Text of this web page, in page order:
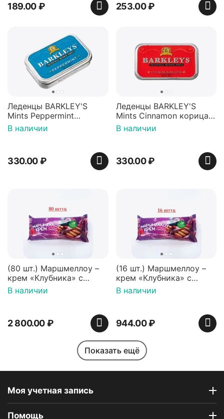
189.00₽ 253.00₽
Леденцы BARKLEY'S
Mints Peppermint
перечная мята 50г,
Нидерланды
В наличии
330.00₽
Леденцы BARKLEY'S
Mints Cinnamon корица
50г, Нидерланды
В наличии
330.00₽
(80 шт.) Маршмеллоу –
крем «Клубника» с
палочками (ТМ
«Зефирный Лео»)
В наличии
2 800.00₽
(16 шт.) Маршмеллоу –
крем «Клубника» с
палочками (ТМ
«Зефирный Лео»)
В наличии
944.00₽
Показать ещё
Моя учетная запись
Помощь